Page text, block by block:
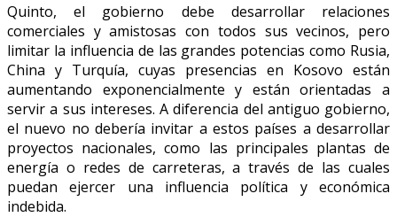
Quinto, el gobierno debe desarrollar relaciones
comerciales y amistosas con todos sus vecinos, pero
limitar la influencia de las grandes potencias como Rusia,
China y Turquía, cuyas presencias en Kosovo están
aumentando exponencialmente y están orientadas a
servir a sus intereses. A diferencia del antiguo gobierno,
el nuevo no debería invitar a estos países a desarrollar
proyectos nacionales, como las principales plantas de
energía o redes de carreteras, a través de las cuales
puedan ejercer una influencia política y económica
indebida.